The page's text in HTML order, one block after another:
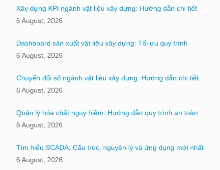
Xây dựng KPI ngành vật liệu xây dựng: Hướng dẫn chi tiết
6 August, 2026
Dashboard sản xuất vật liệu xây dựng: Tối ưu quy trình
6 August, 2026
Chuyển đổi số ngành vật liệu xây dựng: Hướng dẫn chi tiết
6 August, 2026
Quản lý hóa chất nguy hiểm: Hướng dẫn quy trình an toàn
6 August, 2026
Tìm hiểu SCADA: Cấu trúc, nguyên lý và ứng dụng mới nhất
6 August, 2026